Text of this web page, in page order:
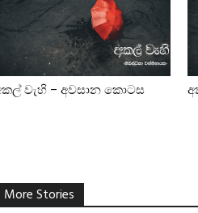
වැහි – අවසාන කොටස
More Stories